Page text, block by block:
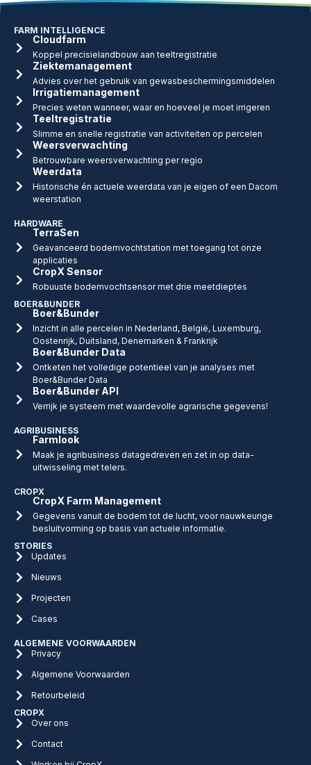
FARM INTELLIGENCE
Cloudfarm
Koppel precisielandbouw aan teeltregistratie
Ziektemanagement
Advies over het gebruik van gewasbeschermingsmiddelen
Irrigatiemanagement
Precies weten wanneer, waar en hoeveel je moet irrigeren
Teeltregistratie
Slimme en snelle registratie van activiteiten op percelen
Weersverwachting
Betrouwbare weersverwachting per regio
Weerdata
Historische én actuele weerdata van je eigen of een Dacom
weerstation
HARDWARE
TerraSen
Geavanceerd bodemvochtstation met toegang tot onze
applicaties
CropX Sensor
Robuuste bodemvochtsensor met drie meetdieptes
BOER&BUNDER
Boer&Bunder
Inzicht in alle percelen in Nederland, België, Luxemburg,
Oostenrijk, Duitsland, Denemarken & Frankrijk
Boer&Bunder Data
Ontketen het volledige potentieel van je analyses met
Boer&Bunder Data
Boer&Bunder API
Verrijk je systeem met waardevolle agrarische gegevens!
AGRIBUSINESS
Farmlook
Maak je agribusiness datagedreven en zet in op data-
uitwisseling met telers.
CROPX
CropX Farm Management
Gegevens vanuit de bodem tot de lucht, voor nauwkeurige
besluitvorming op basis van actuele informatie.
STORIES
Updates
Nieuws
Projecten
Cases
ALGEMENE VOORWAARDEN
Privacy
Algemene Voorwaarden
Retourbeleid
CROPX
Over ons
Contact